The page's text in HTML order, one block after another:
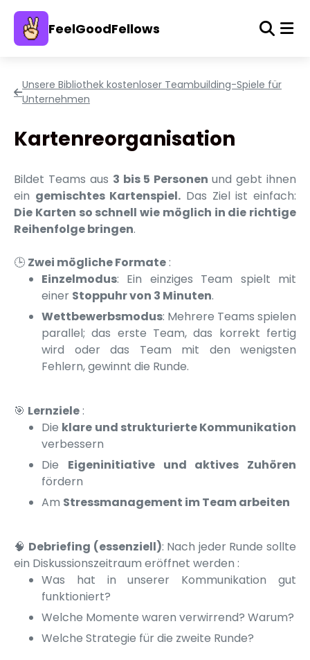
FeelGoodFellows
Unsere Bibliothek kostenloser Teambuilding-Spiele für
Unternehmen
Kartenreorganisation
Bildet Teams aus 3 bis 5 Personenund gebt ihnen
ein gemischtes Kartenspiel. Das Ziel ist einfach:
Die Karten so schnell wie möglich in die richtige
Reihenfolge bringen.
🕒 Zwei mögliche Formate:
Einzelmodus: Ein einziges Team spielt mit
einer Stoppuhr von 3 Minuten.
Wettbewerbsmodus: Mehrere Teams spielen
parallel; das erste Team, das korrekt fertig
wird oder das Team mit den wenigsten
Fehlern, gewinnt die Runde.
🎯 Lernziele:
Die klare und strukturierte Kommunikation
verbessern
Die Eigeninitiative und aktives Zuhören
fördern
Am Stressmanagement im Team arbeiten
🧠 Debriefing (essenziell): Nach jeder Runde sollte
ein Diskussionszeitraum eröffnet werden :
Was hat in unserer Kommunikation gut
funktioniert?
Welche Momente waren verwirrend? Warum?
Welche Strategie für die zweite Runde?